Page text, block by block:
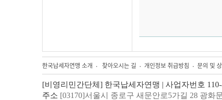
한국납세자연맹 소개 찾아오시는 길 개인정보 취급방침 문의 및
[비영리민간단체] 한국납세자연맹 | 사업자번호
주소 [03170]서울시 종로구 새문안로5가길 28 광화